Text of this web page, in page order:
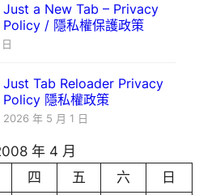
Just a New Tab – Privacy
Policy / 隱私權保護政策
Just Tab Reloader Privacy
Policy 隱私權政策
2026 年 5 月 1 日
年 4 月
四 五 六
日